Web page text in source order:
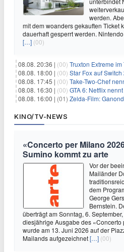
werden.
mit dem woanders gekauften Ticket
dauerhaft gesperrt werden.
[…] (00)
08.08. 20:36 | (00) Truxton Extreme im Test:
08.08. 18:00 | (00) Star Fox auf Switch
08.08. 17:45 | (00) Take-Two-Chef nennt GTA 6
08.08. 16:30 | (00) GTA 6: Netflix nennt
08.08. 16:00 | (01) Zelda-Film: Ganondorf,
KINO/TV-NEWS
«Concerto per Milano
Sumino kommt zu arte
Vor der
Mailänder
dem
George
Bernstein.
überträgt am Sonntag, 6.
diesjährige Ausgabe des «Concerto
wurde am 13. Juni 2026 auf der
Mailands aufgezeichnet[…] (00)